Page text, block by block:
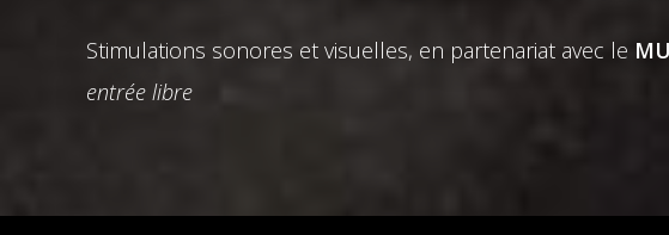
Stimulations sonores et visuelles, en partenariat avec le
entrée libre